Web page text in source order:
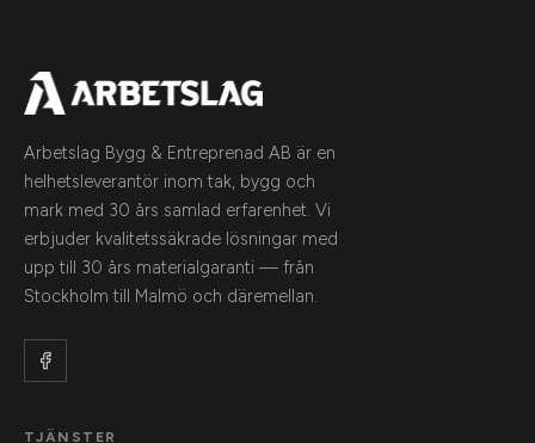
Arbetslag Bygg & Entreprenad AB är en
helhetsleverantör inom tak, bygg och
mark med 30 års samlad erfarenhet. Vi
erbjuder kvalitetssäkrade lösningar med
upp till 30 års materialgaranti — från
Stockholm till Malmö och däremellan.
TJÄNSTER